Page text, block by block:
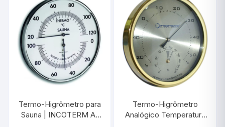
Termo-Higrômetro para
Sauna | INCOTERM A-
Termo-Higrômetro
Analógico Temperatura